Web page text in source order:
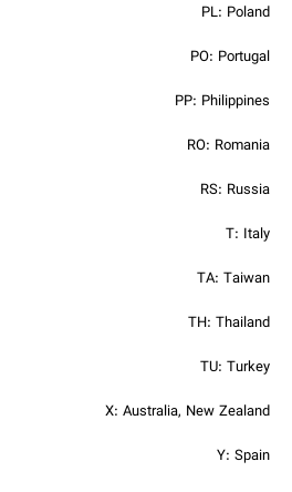
PL: Poland
PO: Portugal
PP: Philippines
RO: Romania
RS: Russia
T: Italy
TA: Taiwan
TH: Thailand
TU: Turkey
X: Australia, New Zealand
Y: Spain